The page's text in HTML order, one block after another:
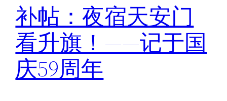
补帖：夜宿天安门
看升旗！——记于国
庆59周年